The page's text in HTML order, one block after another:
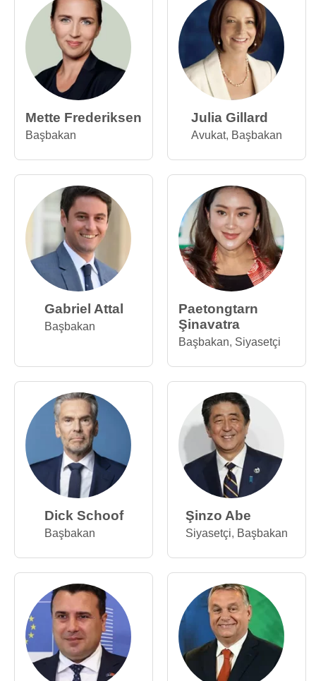
Mette Frederiksen
Başbakan
Julia Gillard
Avukat, Başbakan
Gabriel Attal
Başbakan
Paetongtarn
Şinavatra
Başbakan, Siyasetçi
Dick Schoof
Başbakan
Şinzo Abe
Siyasetçi, Başbakan